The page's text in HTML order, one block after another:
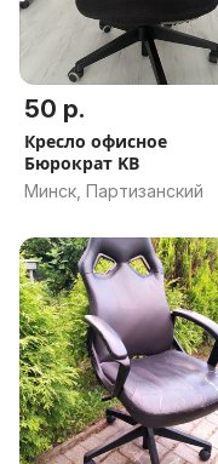
50 р.
Кресло офисное
Бюрократ KB
Минск, Партизанский